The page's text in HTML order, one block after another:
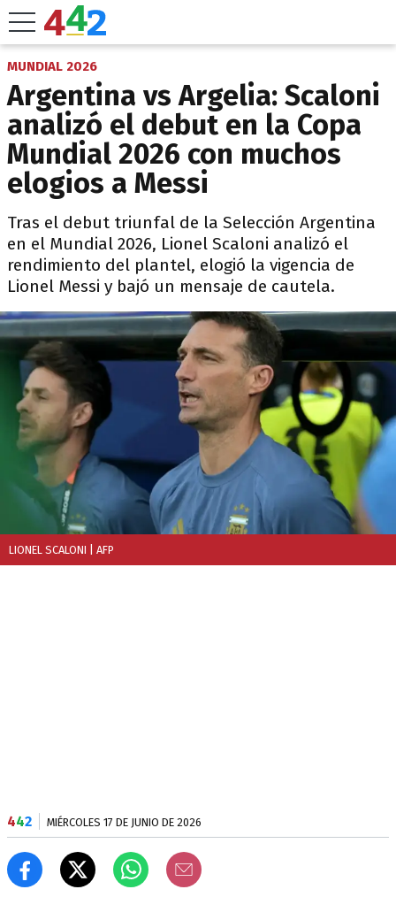
MUNDIAL 2026
Argentina vs Argelia: Scaloni
analizó el debut en la Copa
Mundial 2026 con muchos
elogios a Messi
Tras el debut triunfal de la Selección Argentina
en el Mundial 2026, Lionel Scaloni analizó el
rendimiento del plantel, elogió la vigencia de
Lionel Messi y bajó un mensaje de cautela.
LIONEL SCALONI | AFP
442 MIÉRCOLES 17 DE JUNIO DE 2026